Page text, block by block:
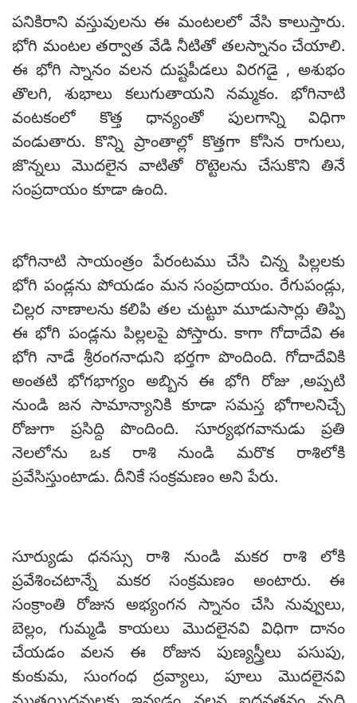
పనికిరాని వస్తువులను ఈ మంటలలో వేసి కాలుస్తారు.
భోగి మంటల తర్వాత వేడి నీటితో తలస్నానం చేయాలి.
ఈ భోగి స్నానం వలన దుష్టపీడలు విరగడై , అశుభం
తొలగి, శుభాలు కలుగుతాయని నమ్మకం. భోగినాటి
వంటకంలో కొత్త ధాన్యంతో పులగాన్ని విధిగా
వండుతారు. కొన్ని ప్రాంతాల్లో కొత్తగా కోసిన రాగులు,
జొన్నలు మెుదలైన వాటితో రొట్టెలను చేసుకొని తినే
సంప్రదాయం కూడా ఉంది.
భోగినాటి సాయంత్రం పేరంటము చేసి చిన్న పిల్లలకు
భోగి పండ్లను పోయడం మన సంప్రదాయం. రేగుపండ్లు,
చిల్లర నాణాలను కలిపి తల చుట్టూ మూడుసార్లు తిప్పి
ఈ భోగి పండ్లను పిల్లలపై పోస్తారు. కాగా గోదాదేవి ఈ
భోగి నాడే శ్రీరంగనాధుని భర్తగా పొందింది. గోదాదేవికి
అంతటి భోగభాగ్యం అబ్బిన ఈ భోగి రోజు ,అప్పటి
నుండి జన సామాన్యానికి కూడా సమస్త భోగాలనిచ్చే
రోజుగా ప్రసిద్ది పొందింది. సూర్యభగవానుడు ప్రతి
నెలలోను ఒక రాశి నుండి మరొక రాశిలోకి
ప్రవేసిస్తుంటాడు. దీనికే సంక్రమణం అని పేరు.
సూర్యుడు ధనస్సు రాశి నుండి మకర రాశి లోకి
ప్రవేశించటాన్నే మకర సంక్రమణం అంటారు. ఈ
సంక్రాంతి రోజున అభ్యంగన స్నానం చేసి నువ్వులు,
బెల్లం, గుమ్మడి కాయలు మెుదలైనవి విధిగా దానం
చేయడం వలన ఈ రోజున పుణ్యస్త్రీలు పసుపు,
కుంకుమ, సుంగంధ ద్రవ్యాలు, పూలు మెుదలైనవి